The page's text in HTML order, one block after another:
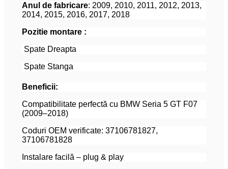
Anul de fabricare: 2009, 2010, 2011, 2012, 2013,
2014, 2015, 2016, 2017, 2018
Pozitie montare :
Spate Dreapta
Spate Stanga
Beneficii:
Compatibilitate perfectă cu BMW Seria 5 GT F07
(2009–2018)
Coduri OEM verificate: 37106781827,
37106781828
Instalare facilă – plug & play